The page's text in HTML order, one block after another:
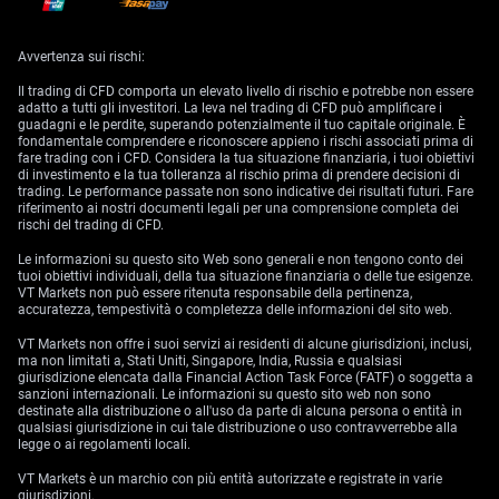
sui rendimenti a breve termine (cioè i tassi richiesti sul
Implicazioni per i tassi e
il posizionamento
Inizia a fare trading ora – Cliccaqui per creare il tuo conto reale VT
Markets
Avvertenza sui rischi:
Il trading di CFD comporta un elevato livello di rischio e potrebbe non essere
adatto a tutti gli investitori. La leva nel trading di CFD può amplificare i
guadagni e le perdite, superando potenzialmente il tuo capitale originale. È
fondamentale comprendere e riconoscere appieno i rischi associati prima di
fare trading con i CFD. Considera la tua situazione finanziaria, i tuoi obiettivi
di investimento e la tua tolleranza al rischio prima di prendere decisioni di
trading. Le performance passate non sono indicative dei risultati futuri. Fare
riferimento ai nostri documenti legali per una comprensione completa dei
rischi del trading di CFD.
Le informazioni su questo sito Web sono generali e non tengono conto dei
tuoi obiettivi individuali, della tua situazione finanziaria o delle tue esigenze.
VT Markets non può essere ritenuta responsabile della pertinenza,
accuratezza, tempestività o completezza delle informazioni del sito web.
VT Markets non offre i suoi servizi ai residenti di alcune giurisdizioni, inclusi,
ma non limitati a, Stati Uniti, Singapore, India, Russia e qualsiasi
giurisdizione elencata dalla Financial Action Task Force (FATF) o soggetta a
sanzioni internazionali. Le informazioni su questo sito web non sono
destinate alla distribuzione o all'uso da parte di alcuna persona o entità in
qualsiasi giurisdizione in cui tale distribuzione o uso contravverrebbe alla
legge o ai regolamenti locali.
VT Markets è un marchio con più entità autorizzate e registrate in varie